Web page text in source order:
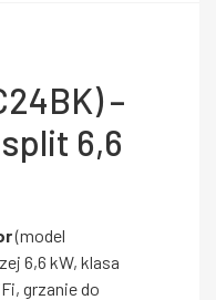
–
6,6
(model
6,6 kW, klasa
grzanie do